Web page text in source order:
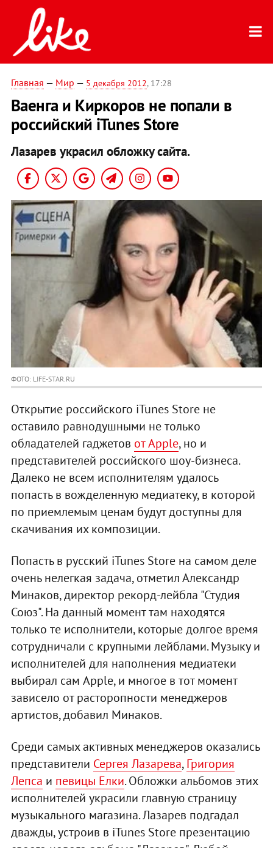
Главная — Мир — 5 декабря 2012, 17:28
Ваенга и Киркоров не попали в
российский iTunes Store
Лазарев украсил обложку сайта.
ФОТО: LIFE-STAR.RU
Открытие российского iTunes Store не
оставило равнодушными не только
обладателей гаджетов от Apple, но и
представителей российского шоу-бизнеса.
Далеко не всем исполнителям удалось
попасть в вожделенную медиатеку, в которой
по приемлемым ценам будут доступны для
скачивания их композиции.
Попасть в русский iTunes Store на самом деле
очень нелегкая задача, отметил Александр
Минаков, директор рекорд-лейбла "Студия
Союз". На данный момент там находятся
только те исполнители, которые долгое время
сотрудничали с крупными лейблами. Музыку и
исполнителей для наполнения медиатеки
выбирал сам Apple, и многое в тот момент
зависело от расторопности менеджеров
артистов, добавил Минаков.
Среди самых активных менеджеров оказались
представители Сергея Лазарева,Григория
Лепса и певицы Елки. Обложки альбомов этих
исполнителей украсили главную страницу
музыкального магазина. Лазарев подгадал
дважды, устроив в iTunes Store презентацию